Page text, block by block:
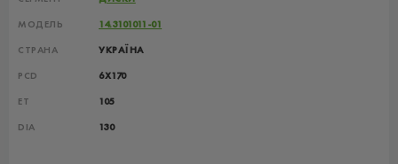
МОДЕЛЬ 14.3101011-01
СТРАНА УКРАЇНА
PCD 6X170
ET 105
DIA 130